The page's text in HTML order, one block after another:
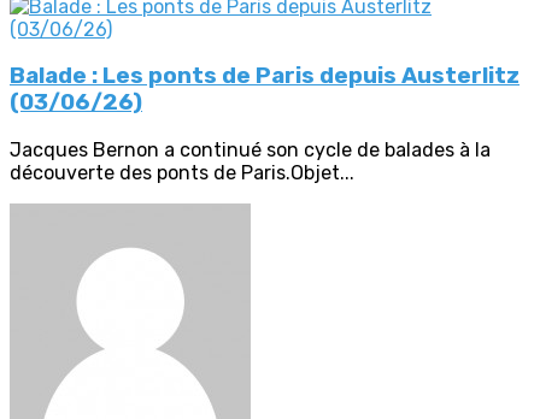
Balade : Les ponts de Paris depuis Austerlitz
(03/06/26)
Jacques Bernon a continué son cycle de balades à la
découverte des ponts de Paris.Objet...